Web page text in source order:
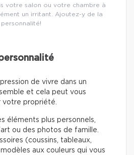
votre salon ou votre chambre à
un irritant. Ajoutez-y de la
personnalité!
de vivre dans un
et cela peut vous
votre propriété.
éléments plus personnels,
ou des photos de famille.
(coussins, tableaux,
aux couleurs qui vous